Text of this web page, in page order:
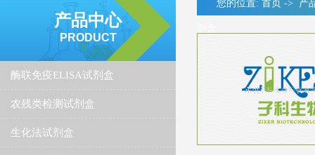
产品中心
PRODUCT
酶联免疫ELISA试剂盒
农残类检测试剂盒
生化法试剂盒
您的位置: 首页 -> 产